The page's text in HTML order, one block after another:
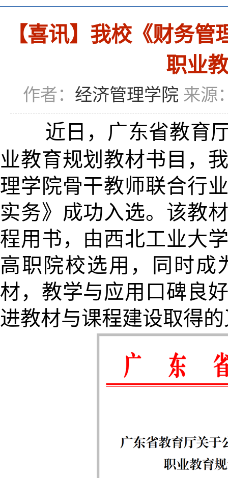
【喜讯】我校《财务
职业
作者： 经济管理学院 来源
近日，广东省教育
业教育规划教材书目，
理学院骨干教师联合行
实务》成功入选。该教
程用书，由西北工业大
高职院校选用，同时成
材，教学与应用口碑良
进教材与课程建设取得